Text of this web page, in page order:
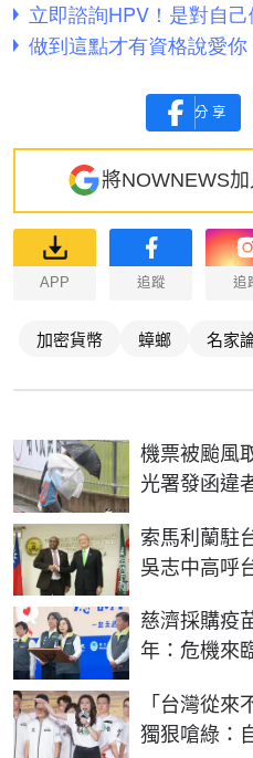
分享
將NOWNEWS
APP 追蹤 追
加密貨幣 蟑螂 名家
機票被颱風
光署發函違
索馬利蘭駐
吳志中高呼
慈濟採購疫
年：危機來
「台灣從來
獨狠嗆綠：